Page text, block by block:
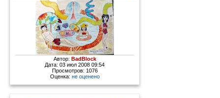
Автор: BadBlock
Дата: 03 июл 2008 09:54
Просмотров: 1076
Оценка: не оценено